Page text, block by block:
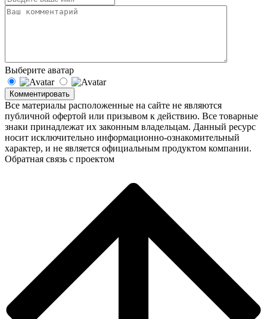
Выберите аватар
Комментировать
Все материалы расположенные на сайте не являются
публичной офертой или призывом к действию. Все товарные
знаки принадлежат их законным владельцам. Данный ресурс
носит исключительно информационно-ознакомительный
характер, и не является официальным продуктом компании.
Обратная связь с проектом